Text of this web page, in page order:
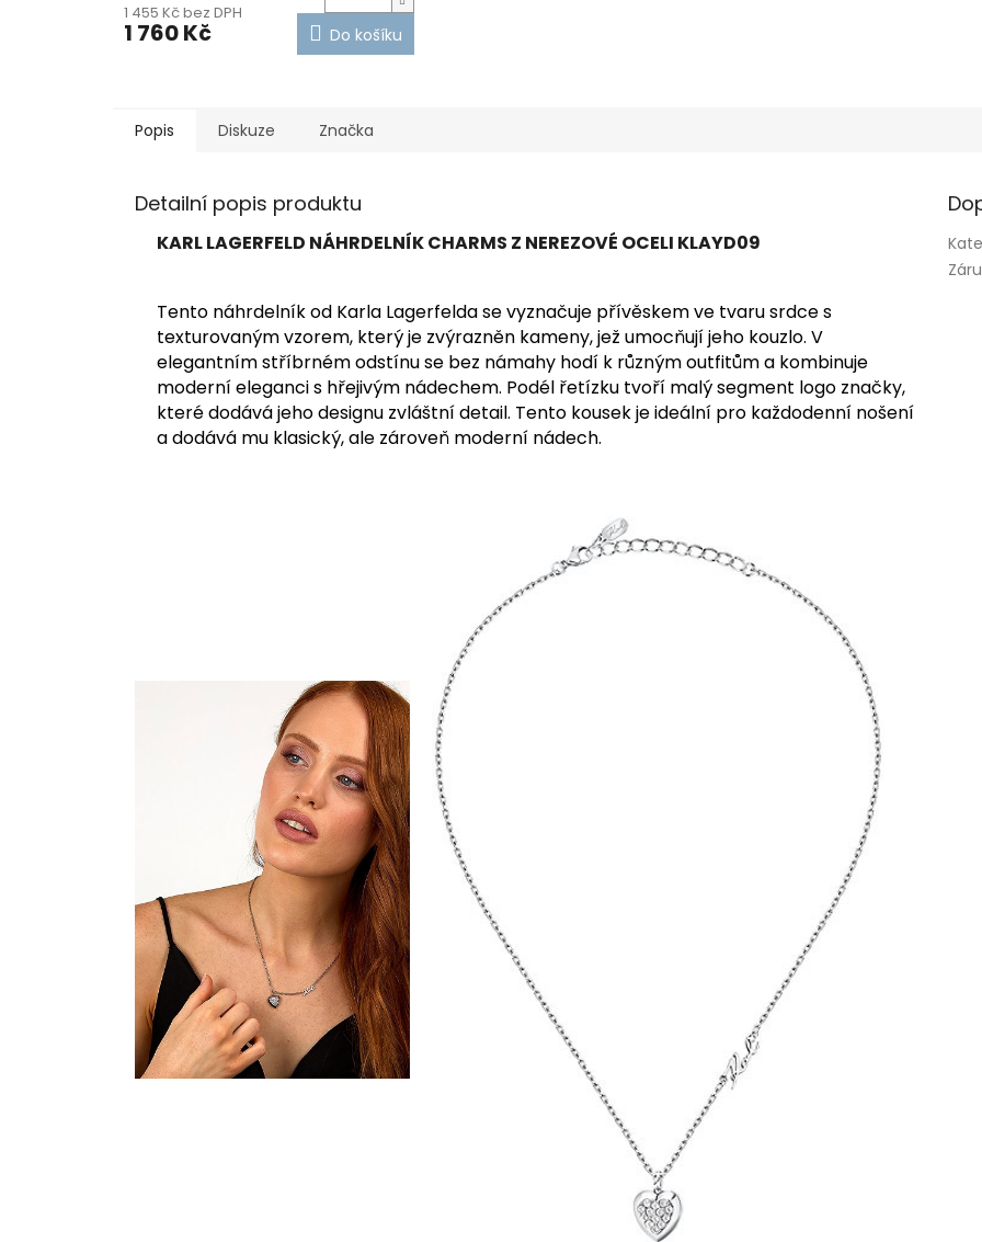
1 455 Kč bez DPH
1 760 Kč Do košíku
Popis Diskuze Značka
Detailní popis produktu
KARL LAGERFELD NÁHRDELNÍK CHARMS Z NEREZOVÉ OCELI KLAYD09
Tento náhrdelník od Karla Lagerfelda se vyznačuje přívěskem ve tvaru srdce s
texturovaným vzorem, který je zvýrazněn kameny, jež umocňují jeho kouzlo. V
elegantním stříbrném odstínu se bez námahy hodí k různým outfitům a kombinuje
moderní eleganci s hřejivým nádechem. Podél řetízku tvoří malý segment logo značky,
které dodává jeho designu zvláštní detail. Tento kousek je ideální pro každodenní nošení
a dodává mu klasický, ale zároveň moderní nádech.